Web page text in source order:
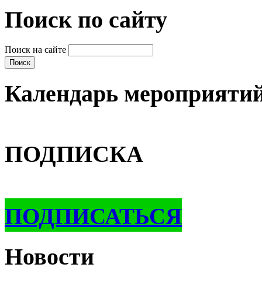
Поиск по сайту
Поиск на сайте
Календарь
ПОДПИСКА
ПОДПИСАТЬСЯ
Новости